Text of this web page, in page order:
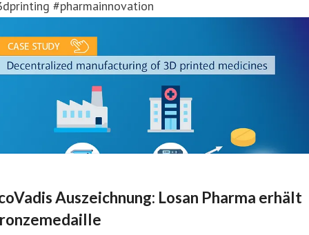
#pharmainnovation
Auszeichnung: Losan Pharma erhält